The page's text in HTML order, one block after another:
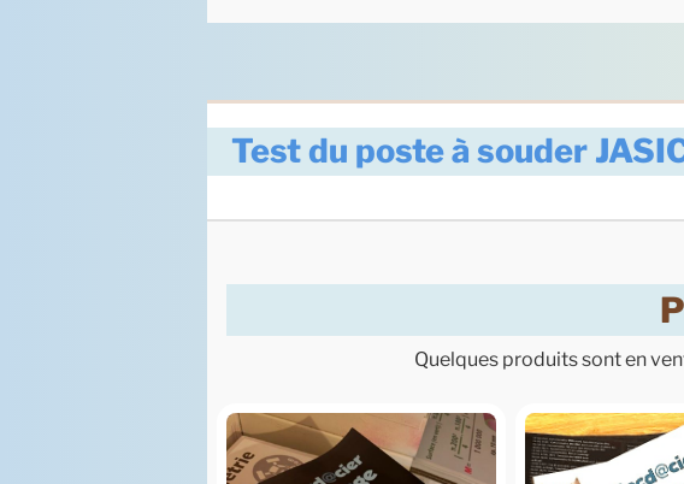
Test du poste à souder
Quelques produits sont en